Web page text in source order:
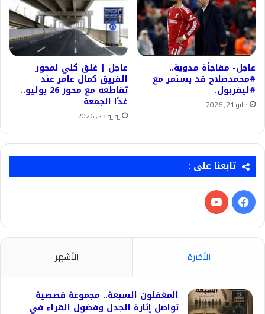
عاجل- مفاجأة مدوية..
#محمدصلاح قد يستمر مع
#ليفربول.
مايو 21, 2026
عاجل | غلق كلي لمحور
الفريق كمال عامر عند
تقاطعه مع محور 26 يوليو..
غدًا الجمعة
يوليو 23, 2026
تابعنا على :
فيسبوك‫YouTube
الأخيرة الأشهر
المغفلون السبعة.. مجموعة قصصية
تواصل إثارة الجدل وفضول القراء في